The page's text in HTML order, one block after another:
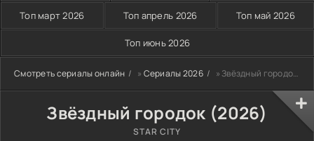
Топ март 2026 Топ апрель 2026 Топ май 2026
Топ июнь 2026
Смотреть сериалы онлайн » Сериалы 2026 » Звёздный городок (2026)
Звёздный городок (2026)
STAR CITY